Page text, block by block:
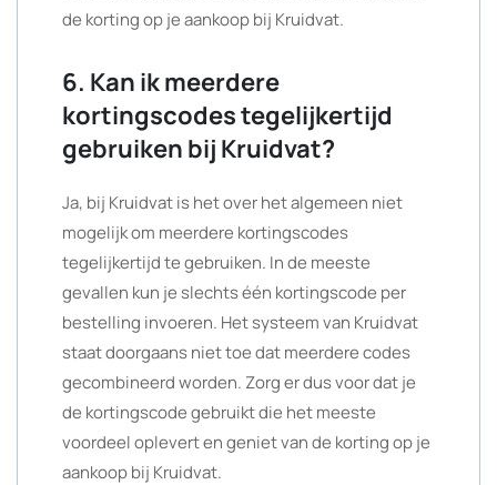
de korting op je aankoop bij Kruidvat.
6. Kan ik meerdere
kortingscodes tegelijkertijd
gebruiken bij Kruidvat?
Ja, bij Kruidvat is het over het algemeen niet
mogelijk om meerdere kortingscodes
tegelijkertijd te gebruiken. In de meeste
gevallen kun je slechts één kortingscode per
bestelling invoeren. Het systeem van Kruidvat
staat doorgaans niet toe dat meerdere codes
gecombineerd worden. Zorg er dus voor dat je
de kortingscode gebruikt die het meeste
voordeel oplevert en geniet van de korting op je
aankoop bij Kruidvat.